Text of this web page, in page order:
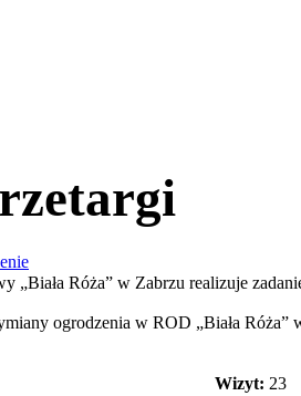
„Biała Róża” w Zabrzu realizuje
ogrodzenia w ROD „Biała Róża”
Wizyt: 23